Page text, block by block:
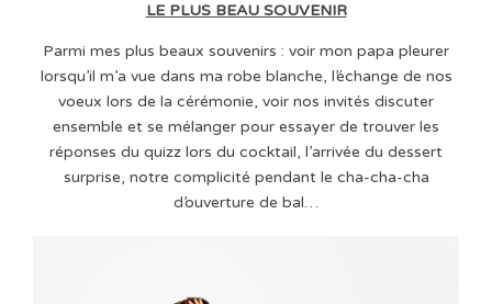
LE PLUS BEAU SOUVENIR
Parmi mes plus beaux souvenirs : voir mon papa pleurer
lorsqu’il m’a vue dans ma robe blanche, l’échange de nos
voeux lors de la cérémonie, voir nos invités discuter
ensemble et se mélanger pour essayer de trouver les
réponses du quizz lors du cocktail, l’arrivée du dessert
surprise, notre complicité pendant le cha-cha-cha
d’ouverture de bal…